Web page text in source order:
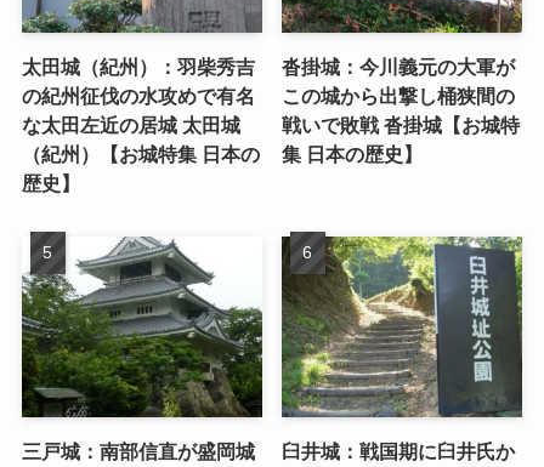
太田城（紀州）：羽柴秀吉
の紀州征伐の水攻めで有名
な太田左近の居城 太田城
（紀州）【お城特集 日本の
歴史】
沓掛城：今川義元の大軍が
この城から出撃し桶狭間の
戦いで敗戦 沓掛城【お城特
集 日本の歴史】
三戸城：南部信直が盛岡城
臼井城：戦国期に臼井氏か